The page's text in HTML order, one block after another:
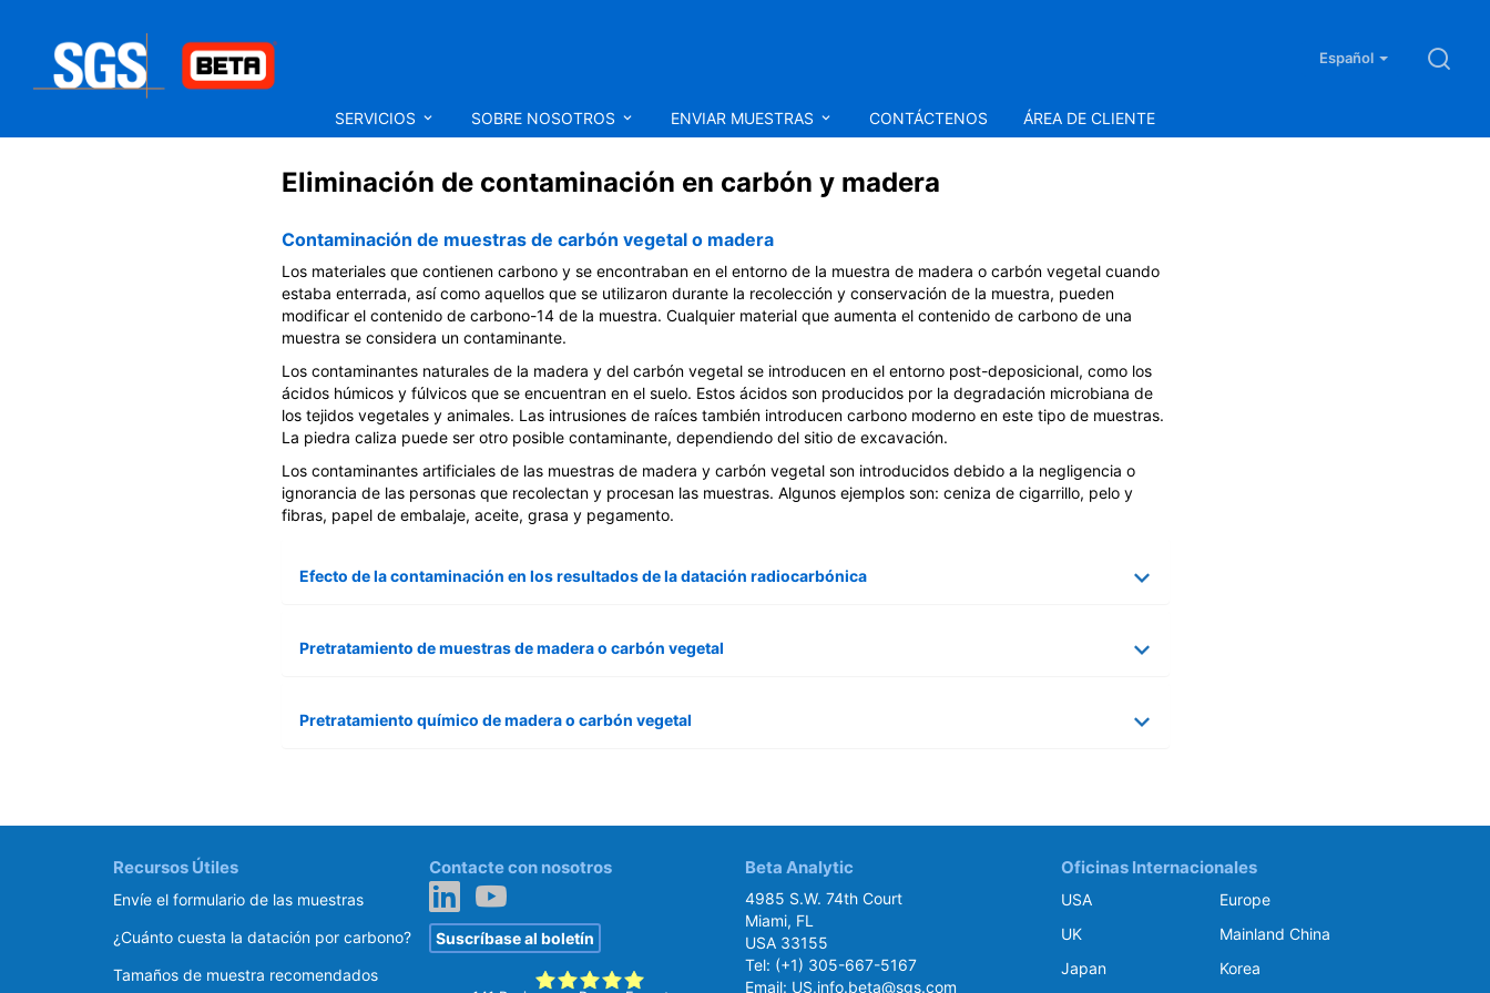
Español
SERVICIOS SOBRE NOSOTROS ENVIAR MUESTRAS CONTÁCTENOS ÁREA DE CLIENTE
Eliminación de contaminación en carbón y madera
Contaminación de muestras de carbón vegetal o madera
Los materiales que contienen carbono y se encontraban en el entorno de la muestra de madera o carbón vegetal cuando
estaba enterrada, así como aquellos que se utilizaron durante la recolección y conservación de la muestra, pueden
modificar el contenido de carbono-14 de la muestra. Cualquier material que aumenta el contenido de carbono de una
muestra se considera un contaminante.
Los contaminantes naturales de la madera y del carbón vegetal se introducen en el entorno post-deposicional, como los
ácidos húmicos y fúlvicos que se encuentran en el suelo. Estos ácidos son producidos por la degradación microbiana de
los tejidos vegetales y animales. Las intrusiones de raíces también introducen carbono moderno en este tipo de muestras.
La piedra caliza puede ser otro posible contaminante, dependiendo del sitio de excavación.
Los contaminantes artificiales de las muestras de madera y carbón vegetal son introducidos debido a la negligencia o
ignorancia de las personas que recolectan y procesan las muestras. Algunos ejemplos son: ceniza de cigarrillo, pelo y
fibras, papel de embalaje, aceite, grasa y pegamento.
Efecto de la contaminación en los resultados de la datación radiocarbónica
Pretratamiento de muestras de madera o carbón vegetal
Pretratamiento químico de madera o carbón vegetal
Recursos Útiles
Envíe el formulario de las muestras
¿Cuánto cuesta la datación por carbono?
Tamaños de muestra recomendados
Contacte con nosotros
Suscríbase al boletín
Beta Analytic
4985 S.W. 74th Court
Miami, FL
USA 33155
Tel: (+1) 305-667-5167
Email: US.info.beta@sgs.com
Oficinas Internacionales
USA
Europe
UK
Mainland China
Japan
Korea